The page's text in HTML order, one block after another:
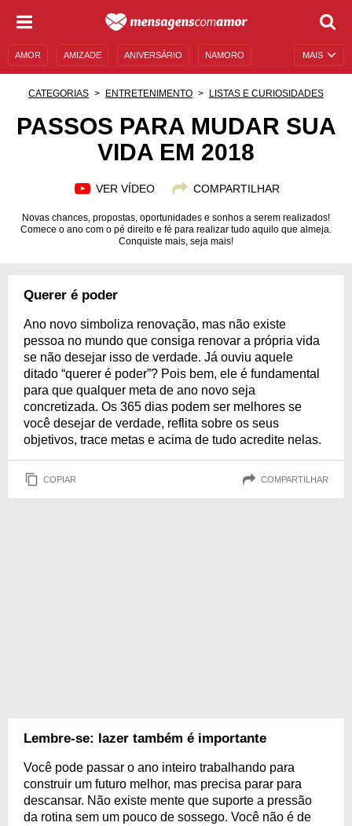
MAIS
AMOR AMIZADE ANIVERSÁRIO NAMORO
MENSAGENS E FRASES MENSAGENS DE ANIVERSÁRIO
CATEGORIAS ENTRETENIMENTO LISTAS E CURIOSIDADES
PASSOS PARA MUDAR SUA
VIDA EM 2018
VER VÍDEO COMPARTILHAR
Novas chances, propostas, oportunidades e sonhos a serem realizados!
Comece o ano com o pé direito e fé para realizar tudo aquilo que almeja.
Conquiste mais, seja mais!
Querer é poder
Ano novo simboliza renovação, mas não existe
pessoa no mundo que consiga renovar a própria vida
se não desejar isso de verdade. Já ouviu aquele
ditado “querer é poder”? Pois bem, ele é fundamental
para que qualquer meta de ano novo seja
concretizada. Os 365 dias podem ser melhores se
você desejar de verdade, reflita sobre os seus
objetivos, trace metas e acima de tudo acredite nelas.
COPIAR COMPARTILHAR
Lembre-se: lazer também é importante
Você pode passar o ano inteiro trabalhando para
construir um futuro melhor, mas precisa parar para
descansar. Não existe mente que suporte a pressão
da rotina sem um pouco de sossego. Você não é de